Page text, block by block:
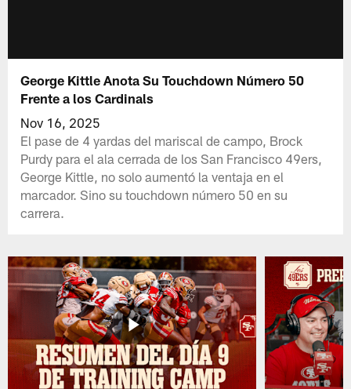
George Kittle Anota Su Touchdown Número 50
Frente a los Cardinals
Nov 16, 2025
El pase de 4 yardas del mariscal de campo, Brock
Purdy para el ala cerrada de los San Francisco 49ers,
George Kittle, no solo aumentó la ventaja en el
marcador. Sino su touchdown número 50 en su
carrera.